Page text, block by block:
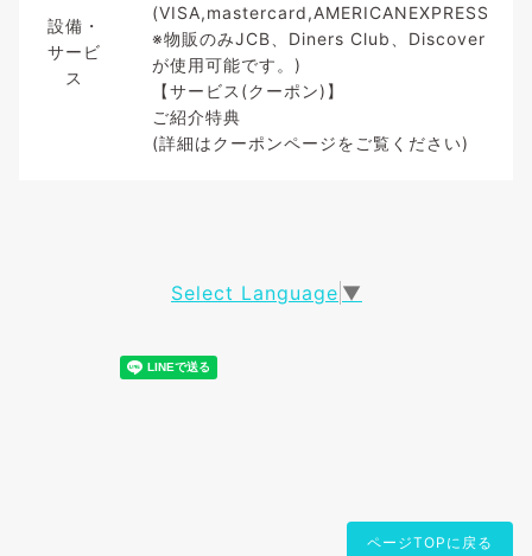
設備・
サービ
ス
(VISA,mastercard,AMERICANEXPRESS
※物販のみJCB、Diners Club、Discover
が使用可能です。)
【サービス(クーポン)】
ご紹介特典
(詳細はクーポンページをご覧ください)
Select Language ▼
ページTOPに戻る